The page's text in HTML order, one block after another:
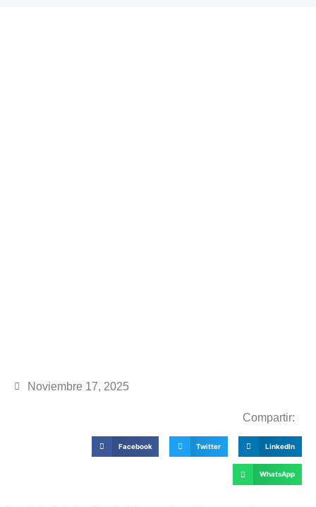
Noviembre 17, 2025
Compartir:
Facebook Twitter LinkedIn
WhatsApp